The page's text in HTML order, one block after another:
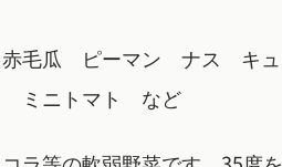
毛瓜 ピーマン ナス キュ
ミニトマト など